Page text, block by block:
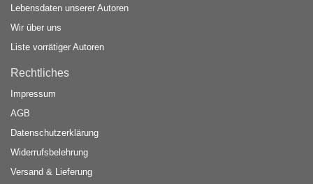
Lebensdaten unserer Autoren
Wir über uns
Liste vorrätiger Autoren
Rechtliches
Impressum
AGB
Datenschutzerklärung
Widerrufsbelehrung
Versand & Lieferung